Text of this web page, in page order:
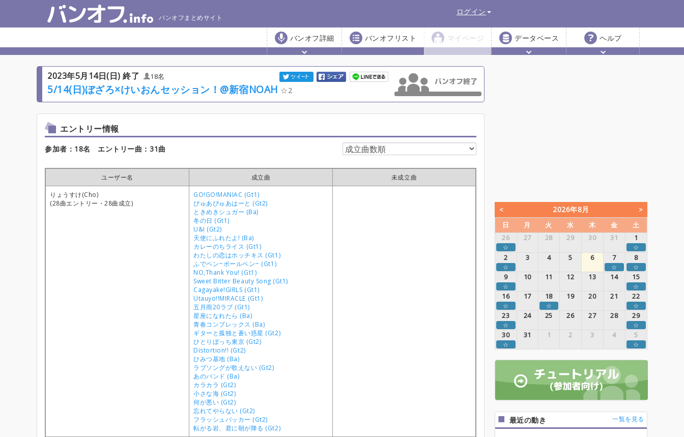
バンオフまとめサイト
ログイン
バンオフ詳細 バンオフリスト マイページ データベース ヘルプ
2023年5月14日(日) 終了 18名
5/14(日)ぼざろ×けいおんセッション！@新宿NOAH 2
エントリー情報
参加者：18名 エントリー曲：31曲
ユーザー名 成立曲
未成立曲
りょうすけ(Cho)
(28曲エントリー・28曲成立)
GO!GO!MANIAC (Gt1)
ぴゅあぴゅあはーと (Gt2)
ときめきシュガー (Ba)
冬の日 (Gt1)
U&I (Gt2)
天使にふれたよ! (Ba)
カレーのちライス (Gt1)
わたしの恋はホッチキス (Gt1)
ふでペン~ボールペン~ (Gt1)
NO,Thank You! (Gt1)
Sweet Bitter Beauty Song (Gt1)
Cagayake!GIRLS (Gt1)
Utauyo!!MIRACLE (Gt1)
五月雨20ラブ (Gt1)
星座になれたら (Ba)
青春コンプレックス (Ba)
ギターと孤独と蒼い惑星 (Gt2)
ひとりぼっち東京 (Gt2)
Distortion!! (Gt2)
ひみつ基地 (Ba)
ラブソングが歌えない (Gt2)
あのバンド (Ba)
カラカラ (Gt2)
小さな海 (Gt2)
何が悪い (Gt2)
忘れてやらない (Gt2)
フラッシュバッカー (Gt2)
転がる岩、君に朝が降る (Gt2)
2026年8月
日 月 火 水 木 金
土
26
27 28 29 30 31 1
☆ ☆
2 3 4 5 6 7 8
☆ ☆ ☆
9 10 11 12 13 14 15
☆ ☆
16 17 18 19 20 21 22
☆ ☆ ☆
23 24 25 26 27 28 29
☆ ☆
30 31 1 2 3 4 5
☆ ☆
最近の動き 一覧を見る